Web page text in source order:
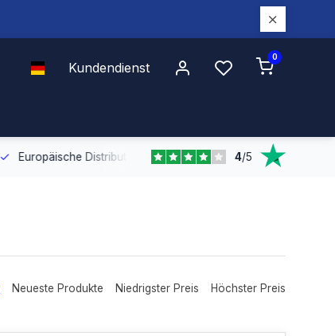
Kundendienst
0
Europäische Distribution Mit unserer europaweiten Abdeckung
4/5
Neueste Produkte Niedrigster Preis Höchster Preis